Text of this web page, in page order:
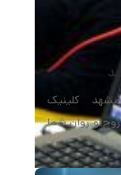
کلینیک
و روان شما